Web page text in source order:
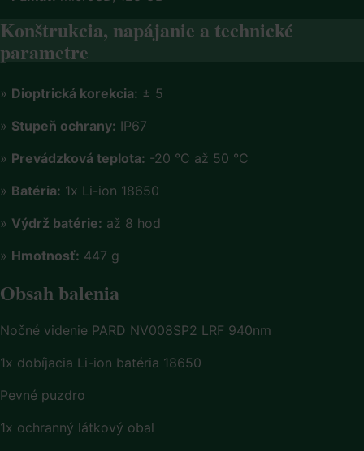
Konštrukcia, napájanie a technické
parametre
» Dioptrická korekcia: ± 5
» Stupeň ochrany: IP67
» Prevádzková teplota: -20 °C až 50 °C
» Batéria: 1x Li-ion 18650
» Výdrž batérie: až 8 hod
» Hmotnosť: 447 g
Obsah balenia
Nočné videnie PARD NV008SP2 LRF 940nm
1x dobíjacia Li-ion batéria 18650
Pevné puzdro
1x ochranný látkový obal